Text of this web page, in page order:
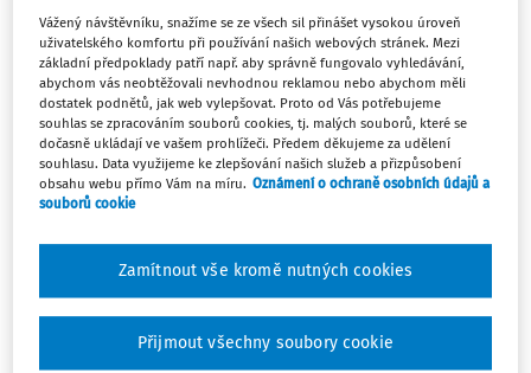
riziku vracení neodvedeného pojistného a penále při
následných kontrolách plnění podmínek tohoto
programu? Společnost nehodlá řešit "morální stránku
problému". Bude mít snížení podnikového odvodu
sociálního pojištění dopad na výpočet superhrubé mzdy
jako základu pro zdanění?
Máte předplatné? Přihlaste se
Vážený návštěvníku, snažíme se ze všech sil přinášet vysokou úroveň
uživatelského komfortu při používání našich webových stránek. Mezi
základní předpoklady patří např. aby správně fungovalo vyhledávání,
abychom vás neobtěžovali nevhodnou reklamou nebo abychom měli
dostatek podnětů, jak web vylepšovat. Proto od Vás potřebujeme
souhlas se zpracováním souborů cookies, tj. malých souborů, které se
dočasně ukládají ve vašem prohlížeči. Předem děkujeme za udělení
souhlasu. Data využijeme ke zlepšování našich služeb a přizpůsobení
obsahu webu přímo Vám na míru. Oznámení o ochraně osobních údajů a
souborů cookie
Zamítnout vše kromě nutných cookies
Přijmout všechny soubory cookie